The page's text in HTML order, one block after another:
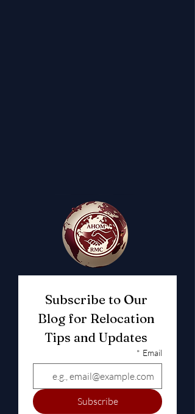
Subscribe to Our
Blog for Relocation
Email
*
Subscribe